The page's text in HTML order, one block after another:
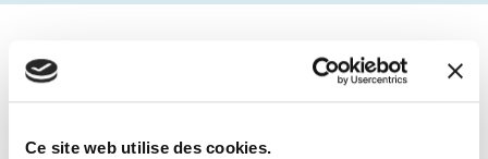
Ce site web utilise des cookies.
Dans la même catégorie